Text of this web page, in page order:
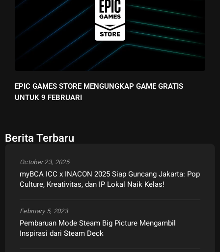
EPIC GAMES STORE MENGUNGKAP GAME GRATIS
UNTUK 9 FEBRUARI
Berita Terbaru
myBCA ICC x INACON 2025 Siap Guncang Jakarta: Pop
Culture, Kreativitas, dan IP Lokal Naik Kelas!
October 23, 2025
Pembaruan Mode Steam Big Picture Mengambil
Inspirasi dari Steam Deck
February 5, 2023